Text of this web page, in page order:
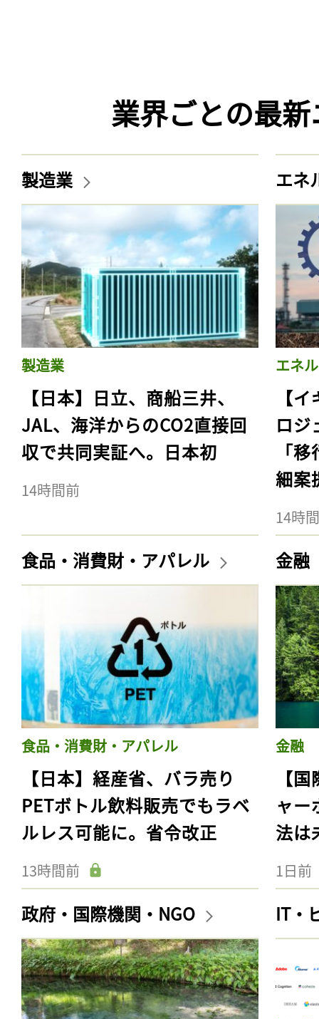
業界ごとの最
製造業
製造業
【日本】日立、商船三井、
JAL、海洋からのCO2直接回
収で共同実証へ。日本初
14時間前
エネ
エネ
【
ロジ
「
細案
14時
食品・消費財・アパレル
食品・消費財・アパレル
【日本】経産省、バラ売り
PETボトル飲料販売でもラベ
ルレス可能に。省令改正
13時間前
金融
金融
【
ャー
法は
1日前
政府・国際機関・NGO IT・